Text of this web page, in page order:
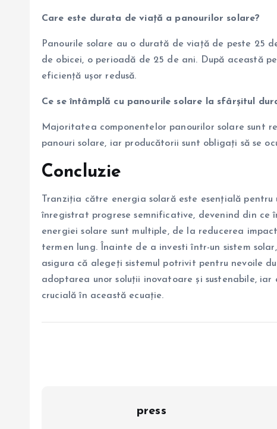
Care este durata de viață a panourilor solare?
Panourile solare au o durată de viață de peste 25
de obicei, o perioadă de 25 de ani. După această
eficiență ușor redusă.
Ce se întâmplă cu panourile solare la sfârșitul
Majoritatea componentelor panourilor solare sunt
panouri solare, iar producătorii sunt obligați să se
Concluzie
Tranziția către energia solară este esențială
înregistrat progrese semnificative, devenind din ce
energiei solare sunt multiple, de la reducerea
termen lung. Înainte de a investi într-un sistem
asigura că alegeți sistemul potrivit pentru nevoile
adoptarea unor soluții inovatoare și sustenabile,
crucială în această ecuație.
press